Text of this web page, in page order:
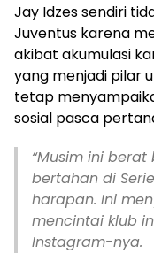
Jay Idzes sendiri
Juventus karena
akibat akumulasi
yang menjadi pilar
tetap
sosial pasca
“Musim ini
bertahan di
harapan. Ini
mencintai klub
Instagram-nya.